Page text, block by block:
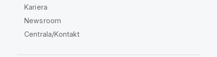
Kariera
Newsroom
Centrala/Kontakt